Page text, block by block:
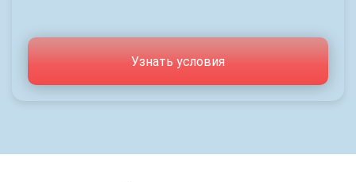
Узнать условия